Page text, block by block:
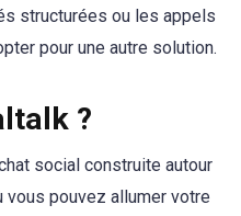
structurées ou les appels
pour une autre solution.
?
social construite autour
pouvez allumer votre